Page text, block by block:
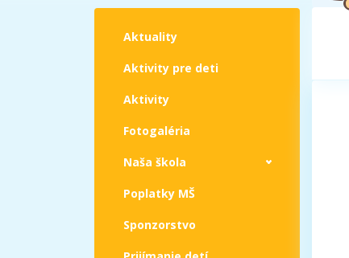
Aktuality
Aktivity pre deti
Aktivity
Fotogaléria
Naša škola
Poplatky MŠ
Sponzorstvo